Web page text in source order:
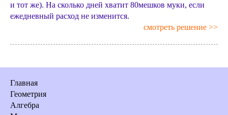
и тот же). На сколько дней хватит 80мешков муки, если
ежедневный расход не изменится.
смотреть решение >>
Главная
Геометрия
Алгебра